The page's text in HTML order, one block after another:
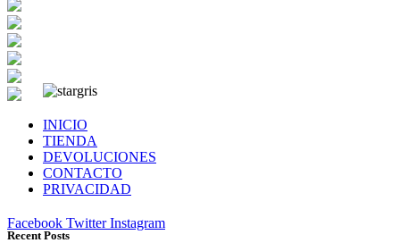
INICIO
TIENDA
DEVOLUCIONES
CONTACTO
PRIVACIDAD
Facebook Twitter Instagram
Recent Posts